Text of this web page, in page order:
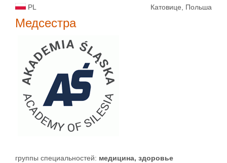
PL Катовице, Польша
Медсестра
группы специальностей: медицина, здоровье